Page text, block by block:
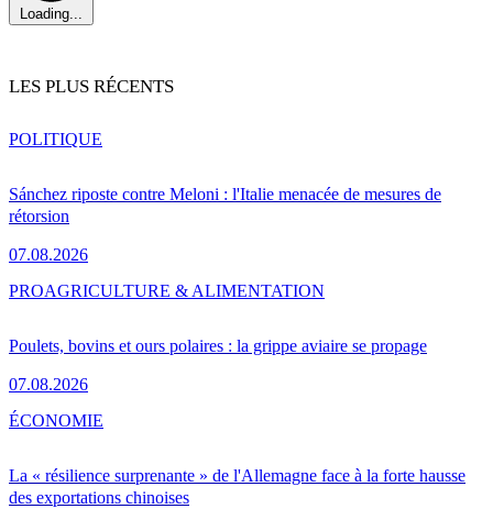
Loading...
LES PLUS RÉCENTS
Sánchez riposte contre Meloni : l'Italie menacée de mesures de
rétorsion
07.08.2026
POLITIQUE
Poulets, bovins et ours polaires : la grippe aviaire se propage
07.08.2026
PROAGRICULTURE & ALIMENTATION
La « résilience surprenante » de l'Allemagne face à la forte hausse
des exportations chinoises
ÉCONOMIE